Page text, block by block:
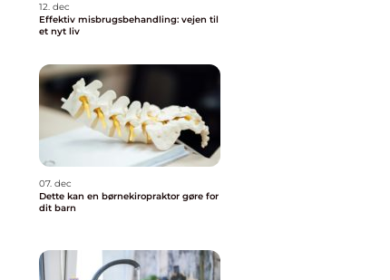
12. dec
Effektiv misbrugsbehandling: vejen til
et nyt liv
07. dec
Dette kan en børnekiropraktor gøre for
dit barn